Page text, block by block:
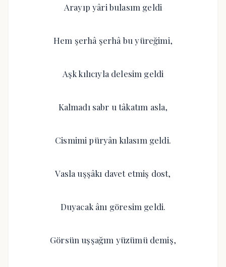
Arayıp yâri bulasım geldi
Hem şerhâ şerhâ bu yüreğimi,
Aşk kılıcıyla delesim geldi
Kalmadı sabr u tâkatım asla,
Cismimi püryân kılasım geldi.
Vasla uşşâkı davet etmiş dost,
Duyacak ânı göresim geldi.
Görsün uşşağım yüzümü demiş,